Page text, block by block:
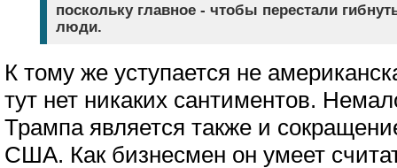
поскольку главное - чтобы перестали
люди.
К тому же уступается не
тут нет никаких сантиментов.
Трампа является также и
США. Как бизнесмен он умеет